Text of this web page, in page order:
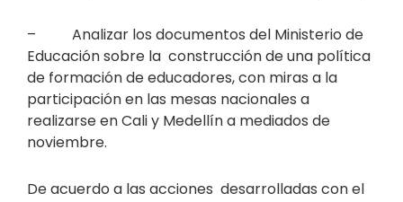
– Analizar los documentos del Ministerio de
Educación sobre la construcción de una política
de formación de educadores, con miras a la
participación en las mesas nacionales a
realizarse en Cali y Medellín a mediados de
noviembre.
De acuerdo a las acciones desarrolladas con el